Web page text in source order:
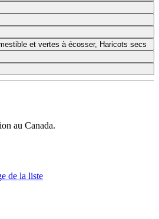
et vertes à écosser, Haricots secs
au Canada.
de la liste